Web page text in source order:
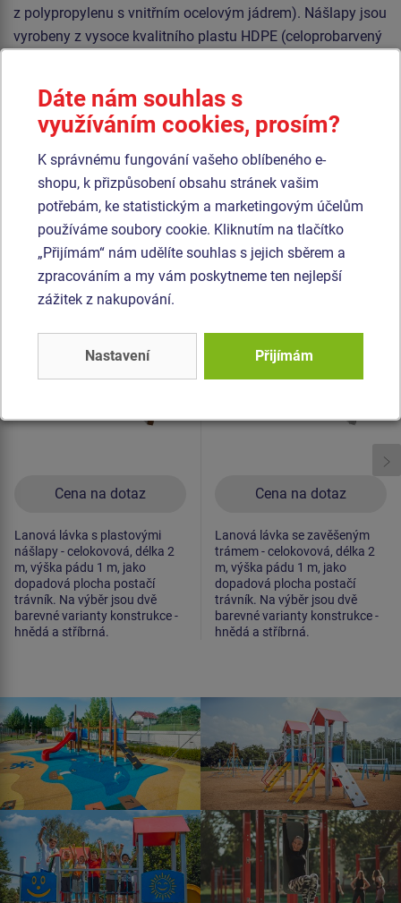
z polypropylenu s vnitřním ocelovým jádrem). Nášlapy jsou
vyrobeny z vysoce kvalitního plastu HDPE (celoprobarvený
hlavně bezpečností, protože je nelámavý a nehrozí tak
žádné nebezpečí zranění ostrými úlomky). Veškerý
spojovací materiál je pozinkovaný nebo nerezový.
Podobnézboží
Produkt - BAP-8004K-10
Balanční lanová lávka -
celokovová (v.p. 1 m)
Cena na dotaz
Novinka
Lanová lávka s plastovými
nášlapy - celokovová, délka 2
m, výška pádu 1 m, jako
dopadová plocha postačí
trávník. Na výběr jsou dvě
barevné varianty konstrukce -
hnědá a stříbrná.
Produkt - BAP-8001K-10
Balanční lanová lávka -
Cena na dotaz
Novinka
Lanová lávka se zavěšeným
trámem - celokovová, délka 2
m, výška pádu 1 m, jako
dopadová plocha postačí
trávník. Na výběr jsou dvě
barevné varianty konstrukce -
hnědá a stříbrná.
Dáte nám souhlas s
využíváním cookies, prosím?
K správnému fungování vašeho oblíbeného e-
shopu, k přizpůsobení obsahu stránek vašim
potřebám, ke statistickým a marketingovým účelům
používáme soubory cookie. Kliknutím na tlačítko
„Přijímám“ nám udělíte souhlas s jejich sběrem a
zpracováním a my vám poskytneme ten nejlepší
zážitek z nakupování.
Nastavení Přijímám